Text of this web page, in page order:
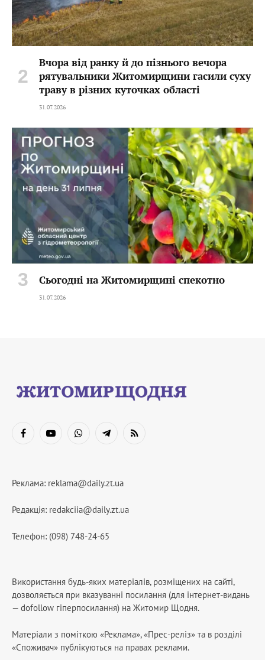
Вчора від ранку й до пізнього вечора
рятувальники Житомирщини гасили суху
траву в різних куточках області
31.07.2026
Сьогодні на Житомирщині спекотно
31.07.2026
FacebookYouTubeWhatsAppTelegramRSS
Реклама: reklama@daily.zt.ua
Редакція: redakciia@daily.zt.ua
Телефон: (098) 748-24-65
Використання будь-яких матеріалів, розміщених на сайті,
дозволяється при вказуванні посилання (для інтернет-видань
— dofollow гіперпосилання) на Житомир Щодня.
Матеріали з поміткою «Реклама», «Прес-реліз» та в розділі
«Споживач» публікуються на правах реклами.